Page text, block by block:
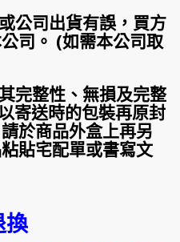
公司出貨有誤，買方
司。 (如需本公司取
完整性、無損及完整
寄送時的包裝再原封
於商品外盒上再另
貼宅配單或書寫文
換